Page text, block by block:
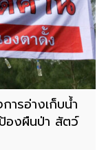
ารอ่างเก็บน้ำ
องผืนป่า สัตว์